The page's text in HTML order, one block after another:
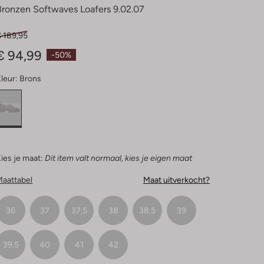
Softwaves Loafers 9.02.07
-50%
189,95
94,99
Brons
je maat: Dit item valt normaal, kies je eigen maat
Maat uitverkocht?
36 37 37,5 38 38,5 39
39,5 40 41 42